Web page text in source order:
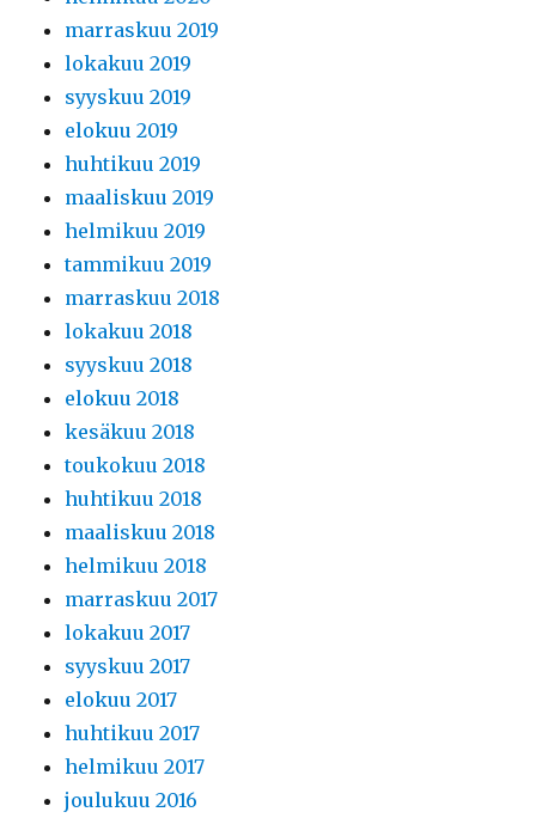
marraskuu 2019
lokakuu 2019
syyskuu 2019
elokuu 2019
huhtikuu 2019
maaliskuu 2019
helmikuu 2019
tammikuu 2019
marraskuu 2018
lokakuu 2018
syyskuu 2018
elokuu 2018
kesäkuu 2018
toukokuu 2018
huhtikuu 2018
maaliskuu 2018
helmikuu 2018
marraskuu 2017
lokakuu 2017
syyskuu 2017
elokuu 2017
huhtikuu 2017
helmikuu 2017
joulukuu 2016